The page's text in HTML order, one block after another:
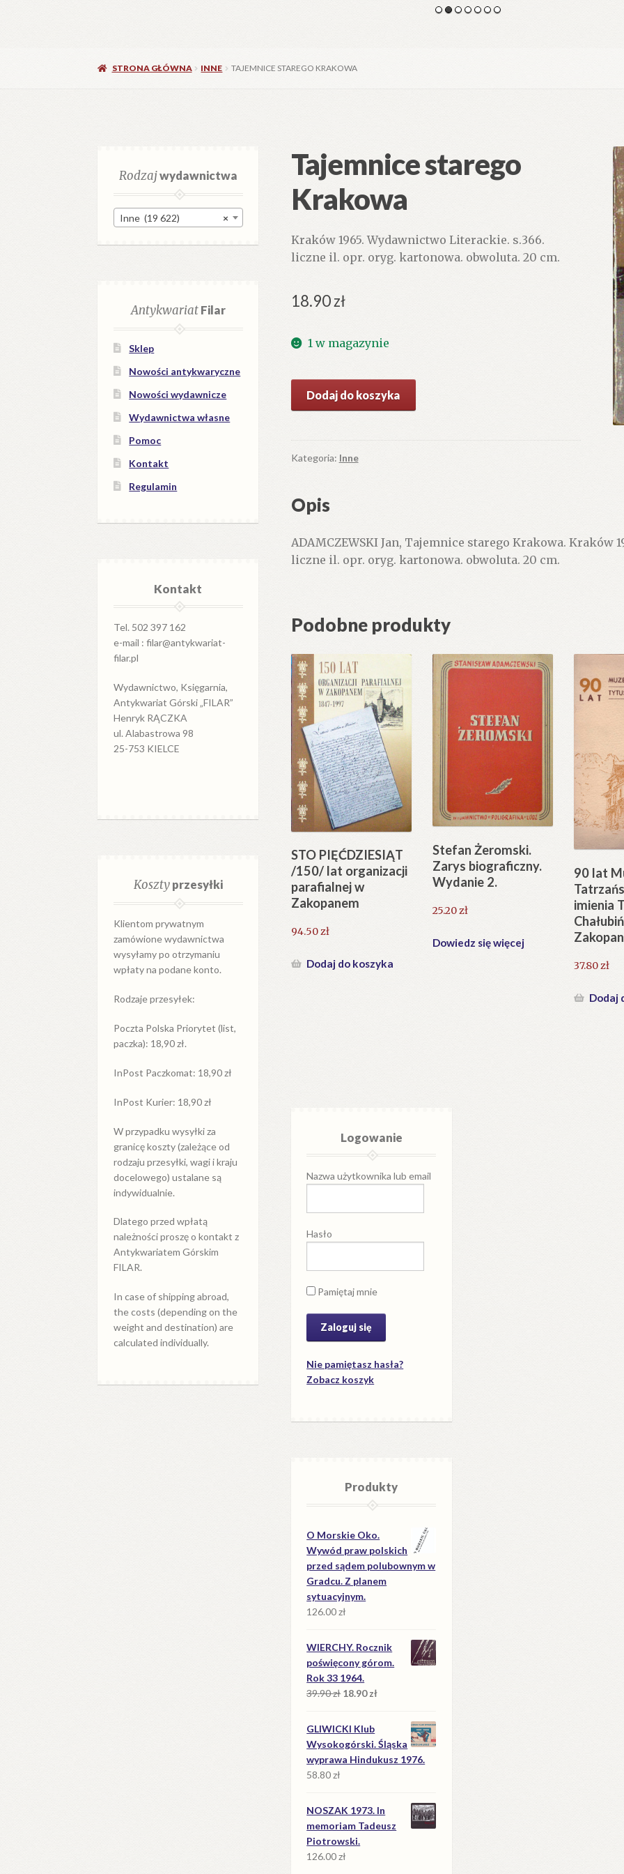
STRONA GŁÓWNA INNE TAJEMNICE STAREGO KRAKOWA
Tajemnice starego
Krakowa
Kraków 1965. Wydawnictwo Literackie. s.366.
liczne il. opr. oryg. kartonowa. obwoluta. 20 cm.
18.90zł
1 w magazynie
Tajemnice
Krakowa
Dodaj do koszyka
Kategoria: Inne
Opis
ADAMCZEWSKI Jan, Tajemnice starego Krakowa. Kraków
liczne il. opr. oryg. kartonowa. obwoluta. 20 cm.
Podobne produkty
STO PIĘĆDZIESIĄT
/150/ lat organizacji
parafialnej w
Zakopanem
94.50zł
Dodaj do koszyka
Stefan Żeromski.
Zarys biograficzny.
Wydanie 2.
25.20zł
Dowiedz się więcej
90 lat
imienia
37.80zł
Dodaj
Rodzajwydawnictwa
×
Inne (19 622)
AntykwariatFilar
Sklep
Nowości antykwaryczne
Nowości wydawnicze
Wydawnictwa własne
Pomoc
Kontakt
Regulamin
Kontakt
Tel. 502 397 162
e-mail : filar@antykwariat-
filar.pl
Wydawnictwo, Księgarnia,
Antykwariat Górski „FILAR”
Henryk RĄCZKA
ul. Alabastrowa 98
25-753 KIELCE
Kosztyprzesyłki
Klientom prywatnym
zamówione wydawnictwa
wysyłamy po otrzymaniu
wpłaty na podane konto.
Rodzaje przesyłek:
Poczta Polska Priorytet (list,
paczka): 18,90 zł.
InPost Paczkomat: 18,90 zł
InPost Kurier: 18,90 zł
W przypadku wysyłkiza
granicękoszty (zależące od
rodzaju przesyłki, wagi i kraju
docelowego) ustalane są
indywidualnie.
Dlatego przed wpłatą
należności proszę o kontakt z
Antykwariatem Górskim
FILAR.
In case of shipping abroad,
the costs (depending on the
weight and destination) are
calculated individually.
Logowanie
Nazwa użytkownika lub email
Hasło
Pamiętaj mnie
Nie pamiętasz hasła?
Zobacz koszyk
Produkty
O Morskie Oko.
Wywód praw polskich
przed sądem polubownym w
Gradcu. Z planem
sytuacyjnym.
126.00zł
WIERCHY. Rocznik
poświęcony górom.
Rok 33 1964.
39.90zł Pierwotna
wynosiła:
39.90 zł.
18.90złAktualna
18.90 zł.
GLIWICKI Klub
Wysokogórski. Śląska
wyprawa Hindukusz 1976.
58.80zł
NOSZAK 1973. In
memoriam Tadeusz
Piotrowski.
126.00zł